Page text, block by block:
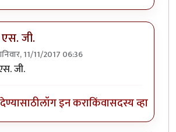
जी.
11/11/2017 06:36
नीलकांत किंवा प्रशांत या
जी.
लॉग इन कराकिंवासदस्य व्हा